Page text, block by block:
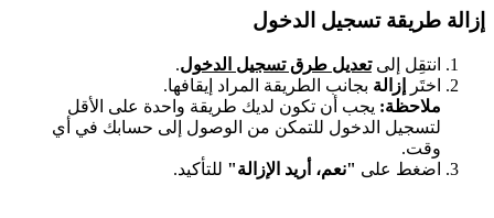
إزالة طريقة تسجيل الدخول
انتقِل إلىتعديل طرق تسجيل الدخول.
اختَر
إزالة بجانب الطريقة المراد إيقافها.
ملاحظة: يجب أن تكون لديك طريقة واحدة على الأقل
لتسجيل الدخول للتمكن من الوصول إلى حسابك في أي
وقت.
اضغط على "نعم، أريد الإزالة" للتأكيد.